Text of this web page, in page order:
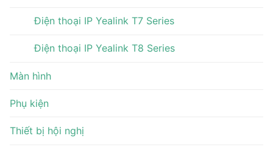
Điện thoại IP Yealink T7 Series
Điện thoại IP Yealink T8 Series
Màn hình
Phụ kiện
Thiết bị hội nghị